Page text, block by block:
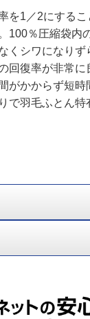
を1／2にする
100％圧縮袋内
くシワになり
回復率が非常に
がかからず短時
で羽毛ふとん